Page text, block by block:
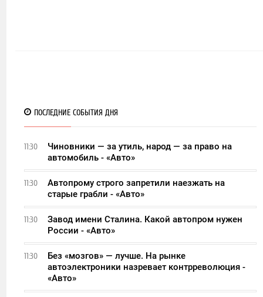
ПОСЛЕДНИЕ СОБЫТИЯ ДНЯ
11:30
Чиновники — за утиль, народ — за право на
автомобиль - «Авто»
11:30
Автопрому строго запретили наезжать на
старые грабли - «Авто»
11:30
Завод имени Сталина. Какой автопром нужен
России - «Авто»
11:30
Без «мозгов» — лучше. На рынке
автоэлектроники назревает контрреволюция -
«Авто»